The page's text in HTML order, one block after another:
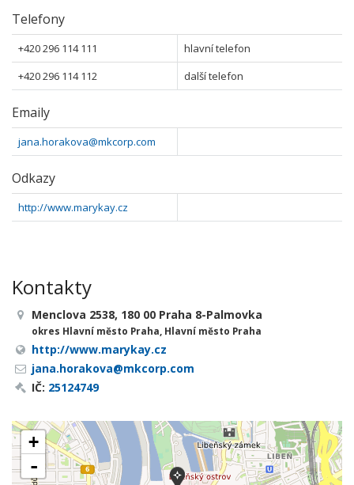
Telefony
+420 296 114 111
hlavní telefon
+420 296 114 112
další telefon
Emaily
jana.horakova@mkcorp.com
Odkazy
http://www.marykay.cz
Kontakty
Menclova 2538, 180 00 Praha 8-Palmovka
okres Hlavní město Praha, Hlavní město Praha
http://www.marykay.cz
jana.horakova@mkcorp.com
IČ: 25124749
+
-